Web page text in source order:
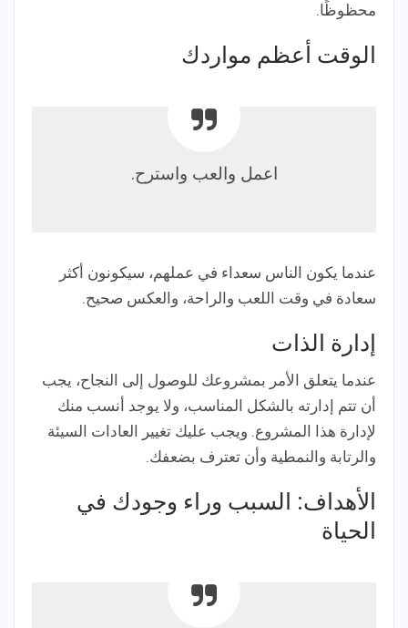
محظوظًا.
الوقت أعظم مواردك
اعمل والعب واسترح.
عندما يكون الناس سعداء في عملهم، سيكونون أكثر
سعادة في وقت اللعب والراحة، والعكس صحيح.
إدارة الذات
عندما يتعلق الأمر بمشروعك للوصول إلى النجاح، يجب
أن تتم إدارته بالشكل المناسب، ولا يوجد أنسب منك
لإدارة هذا المشروع. ويجب عليك تغيير العادات السيئة
والرتابة والنمطية وأن تعترف بضعفك.
الأهداف: السبب وراء وجودك في
الحياة